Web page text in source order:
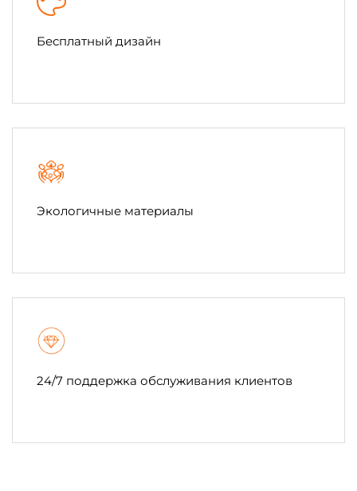
Бесплатный дизайн
Экологичные материалы
24/7 поддержка обслуживания клиентов